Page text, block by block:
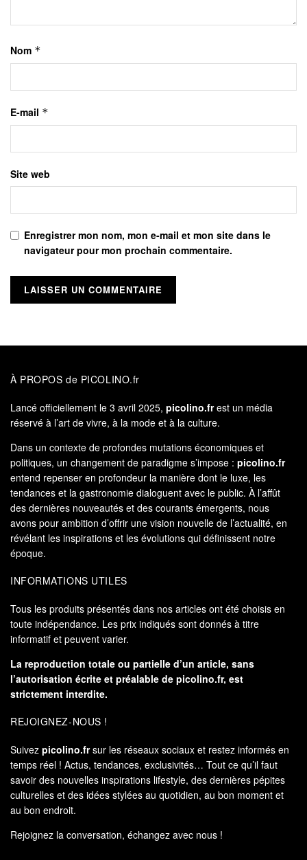
Nom *
E-mail *
Site web
Enregistrer mon nom, mon e-mail et mon site dans le
navigateur pour mon prochain commentaire.
À PROPOS de PICOLINO.fr
Lancé officiellement le 3 avril 2025, picolino.frest un média
réservé à l’art de vivre, à la mode et à la culture.
Dans un contexte de profondes mutations économiques et
politiques, un changement de paradigme s’impose : picolino.fr
entend repenser en profondeur la manière dont le luxe, les
tendances et la gastronomie dialoguent avec le public. À l’affût
des dernières nouveautés et des courants émergents, nous
avons pour ambition d’offrir une vision nouvelle de l’actualité, en
révélant les inspirations et les évolutions qui définissent notre
époque.
INFORMATIONS UTILES
Tous les produits présentés dans nos articles ont été choisis en
toute indépendance. Les prix indiqués sont donnés à titre
informatif et peuvent varier.
La reproduction totale ou partielle d’un article, sans
l’autorisation écrite et préalable de picolino.fr, est
strictement interdite.
REJOIGNEZ-NOUS !
Suivez picolino.frsur les réseaux sociaux et restez informés en
temps réel ! Actus, tendances, exclusivités… Tout ce qu’il faut
savoir des nouvelles inspirations lifestyle, des dernières pépites
culturelles et des idées stylées au quotidien, au bon moment et
au bon endroit.
Rejoignez la conversation, échangez avec nous !